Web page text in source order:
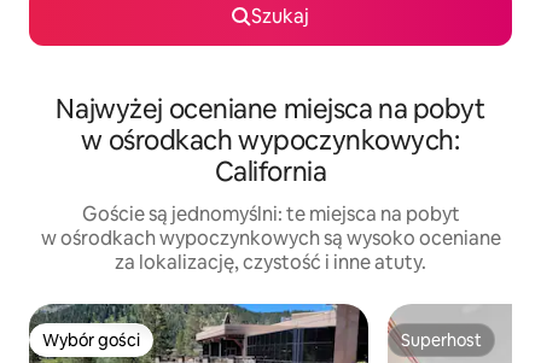
Szukaj
Najwyżej oceniane miejsca na pobyt
w ośrodkach wypoczynkowych:
California
Goście są jednomyślni: te miejsca na pobyt
w ośrodkach wypoczynkowych są wysoko oceniane
za lokalizację, czystość i inne atuty.
Wybór gości
Wybór gości Superhost
Superhost